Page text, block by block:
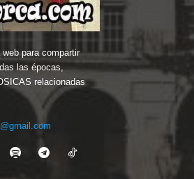
para compartir
las épocas,
relacionadas